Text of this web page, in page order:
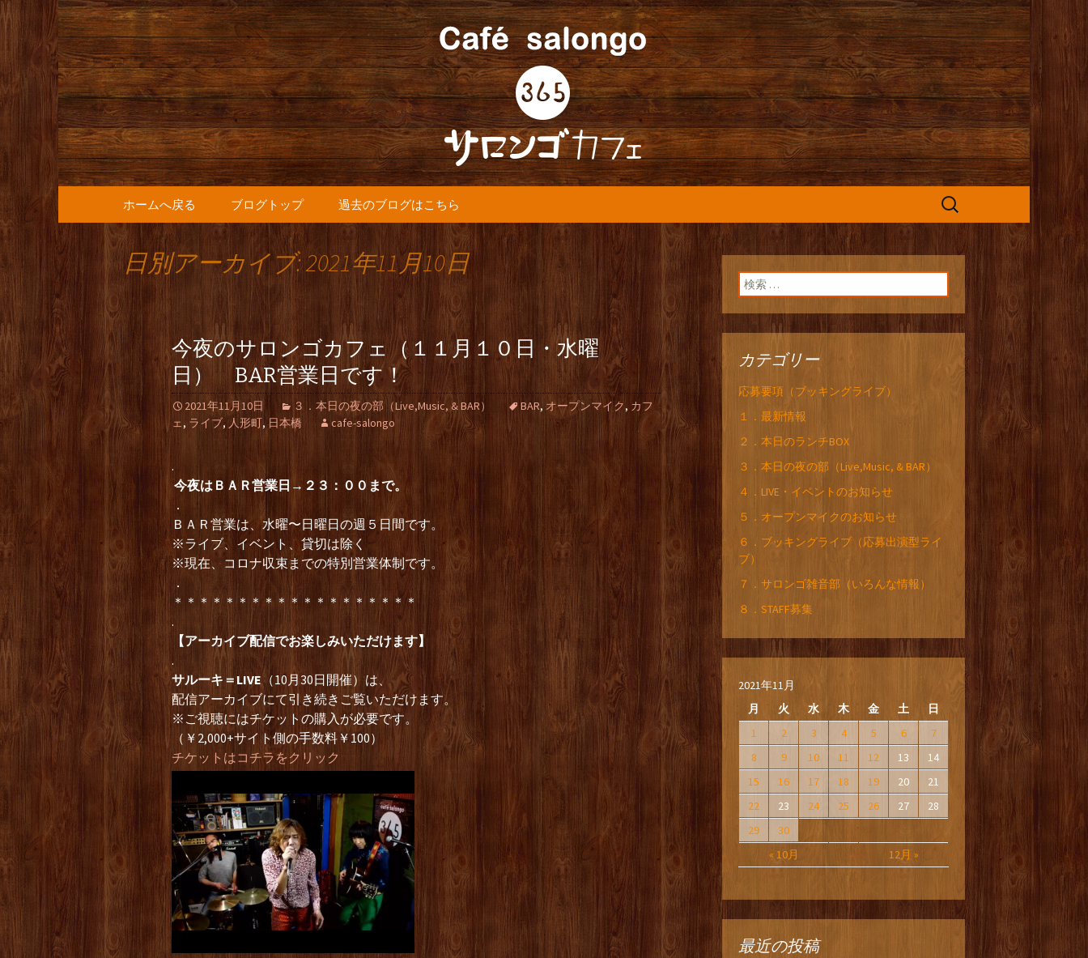
人形町の『365(サロンゴ)カフェ』よりお
知らせ
人形町の音楽カフェ『365カフェ』より最新情報をお届けします。
コンテンツへ移動
ホームへ戻る ブログトップ 過去のブログはこちら
検
日別アーカイブ: 2021年11月10日
今夜のサロンゴカフェ（１１月１０日・水曜
日） BAR営業日です！
2021年11月10日 ３．本日の夜の部（Live,Music, & BAR） BAR, オープンマイク, カフ
ェ, ライブ, 人形町,日本橋 cafe-salongo
.
今夜はＢＡＲ営業日→２３：００まで。
．
ＢＡＲ営業は、水曜〜日曜日の週５日間です。
※ライブ、イベント、貸切は除く
※現在、コロナ収束までの特別営業体制です。
．
＊＊＊＊＊＊＊＊＊＊＊＊＊＊＊＊＊＊＊
.
【アーカイブ配信でお楽しみいただけます】
.
サルーキ＝LIVE（10月30日開催）は、
配信アーカイブにて引き続きご覧いただけます。
※ご視聴にはチケットの購入が必要です。
（￥2,000+サイト側の手数料￥100）
チケットはコチラをクリック
検索:
カテゴリー
応募要項（ブッキングライブ）
１．最新情報
２．本日のランチBOX
３．本日の夜の部（Live,Music, & BAR）
４．LIVE・イベントのお知らせ
５．オープンマイクのお知らせ
６．ブッキングライブ（応募出演型ライ
ブ）
７．サロンゴ雑音部（いろんな情報）
８．STAFF募集
2021年11月
月
火 水 木 金 土 日
« 10月 12月 »
1 2 3 4 5 6
7
8
9 10 11 12 13
14
15
16 17 18 19 20
21
22
23 24 25 26 27
28
29
30
最近の投稿